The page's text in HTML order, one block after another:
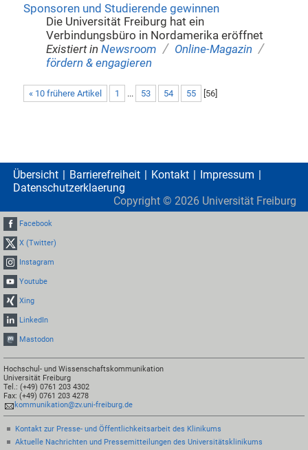
Sponsoren und Studierende gewinnen
Die Universität Freiburg hat ein
Verbindungsbüro in Nordamerika eröffnet
Existiert in Newsroom / Online-Magazin /
fördern & engagieren
« 10 frühere Artikel 1 ... 53 54 55 56]
Übersicht Barrierefreiheit Kontakt
Impressum
Datenschutzerklaerung
Copyright © 2026 Universität Freiburg
Facebook
X (Twitter)
Instagram
Youtube
Xing
LinkedIn
Mastodon
Hochschul- und Wissenschaftskommunikation
Universität Freiburg
Tel.: (+49) 0761 203 4302
Fax: (+49) 0761 203 4278
kommunikation@zv.uni-freiburg.de
Kontakt zur Presse- und Öffentlichkeitsarbeit des Klinikums
Aktuelle Nachrichten und Pressemitteilungen des Universitätsklinikums